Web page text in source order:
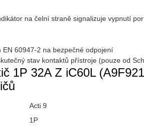
na čelní straně signalizuje vypnutí
60947-2 na bezpečné odpojení
stav kontaktů přístroje (pouze od
1P 32A Z iC60L
Acti 9
1P